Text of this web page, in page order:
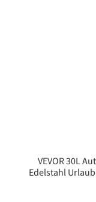
VEVOR 30L
Edelstahl